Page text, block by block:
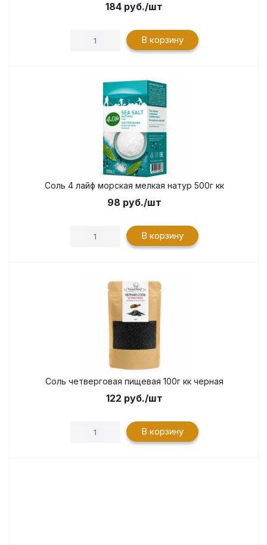
184 руб./шт
В корзину
Соль 4 лайф морская мелкая натур 500г кк
98 руб./шт
В корзину
Соль четверговая пищевая 100г кк черная
122 руб./шт
В корзину